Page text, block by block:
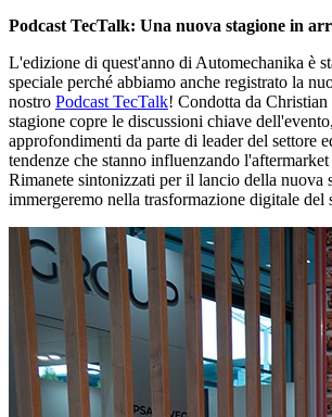
Podcast TecTalk: Una nuova stagione in
L'edizione di quest'anno di Automechanika è
speciale perché abbiamo anche registrato la
nostro Podcast TecTalk! Condotta da Christian
stagione copre le discussioni chiave
approfondimenti da parte di leader del settore
tendenze che stanno influenzando
Rimanete sintonizzati per il lancio della nuova
immergeremo nella trasformazione digitale del